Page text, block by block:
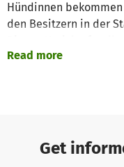
Hündinnen
den Besitzern in der
Mit diesem Projekt
Wir stehen bereits im
erfahrenes
eigene Tierarztpraxis.
Read more
Get